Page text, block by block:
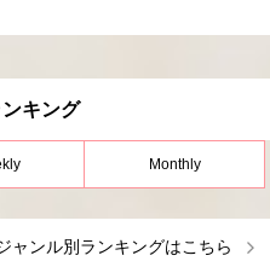
ンキング
Monthly
ャンル別ランキングはこちら